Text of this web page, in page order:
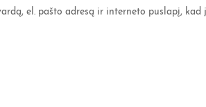
el. pašto adresą ir interneto puslapį,